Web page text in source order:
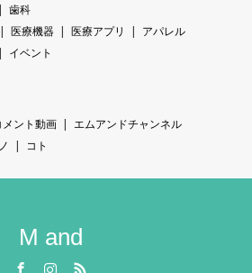
歯科
医療機器 医療アプリ
アパレル
イベント
メント動画
エムアンドチャンネル
コト
M and